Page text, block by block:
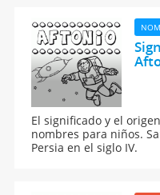
El significado y el
nombres para niños.
Persia en el siglo IV.